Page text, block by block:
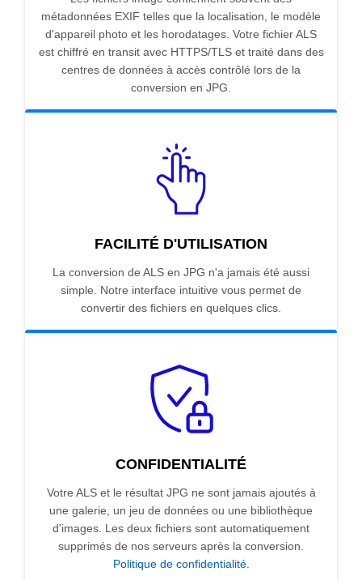
métadonnées EXIF telles que la localisation, le modèle
d'appareil photo et les horodatages. Votre fichier ALS
est chiffré en transit avec HTTPS/TLS et traité dans des
centres de données à accès contrôlé lors de la
conversion en JPG.
FACILITÉ D'UTILISATION
La conversion de ALS en JPG n'a jamais été aussi
simple. Notre interface intuitive vous permet de
convertir des fichiers en quelques clics.
CONFIDENTIALITÉ
Votre ALS et le résultat JPG ne sont jamais ajoutés à
une galerie, un jeu de données ou une bibliothèque
d'images. Les deux fichiers sont automatiquement
supprimés de nos serveurs après la conversion.
Politique de confidentialité.